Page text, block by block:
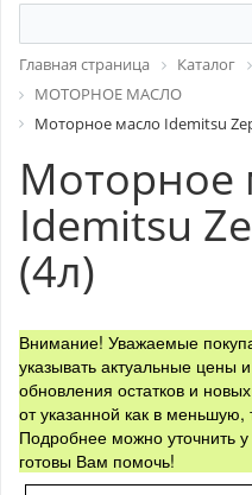
Главная страница Каталог
МОТОРНОЕ МАСЛО
Моторное масло Idemitsu
Моторное
Idemitsu
(4л)
Внимание! Уважаемые
указывать актуальные цены
обновления остатков и
от указанной как в
Подробнее можно уточнить
готовы Вам помочь!